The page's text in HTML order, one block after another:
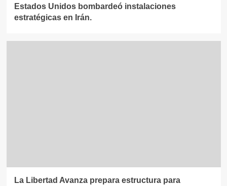
Estados Unidos bombardeó instalaciones
estratégicas en Irán.
La Libertad Avanza prepara estructura para